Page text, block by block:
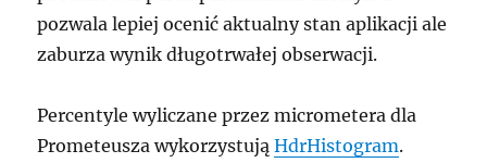
pozwala lepiej ocenić aktualny stan aplikacji ale
zaburza wynik długotrwałej obserwacji.
Percentyle wyliczane przez micrometera dla
Prometeusza wykorzystująHdrHistogram.